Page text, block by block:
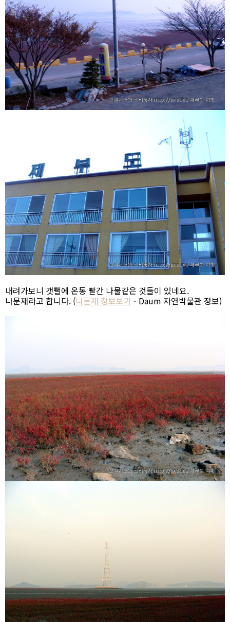
내려가보니 갯뻘에 온통 빨간 나물같은 것들이 있네요.
나문재라고 합니다. (나문재 정보보기 - Daum 자연박물관 정보)